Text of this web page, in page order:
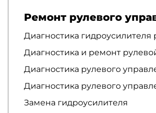
Ремонт рулевого
Диагностика гидроусилителя
Диагностика и ремонт
Диагностика рулевого
Диагностика рулевого
Замена гидроусилителя